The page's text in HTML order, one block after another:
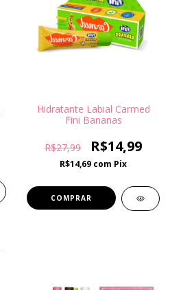
Hidratante Labial Carmed
Fini Bananas
R$27,99 R$14,99
R$14,69 com Pix